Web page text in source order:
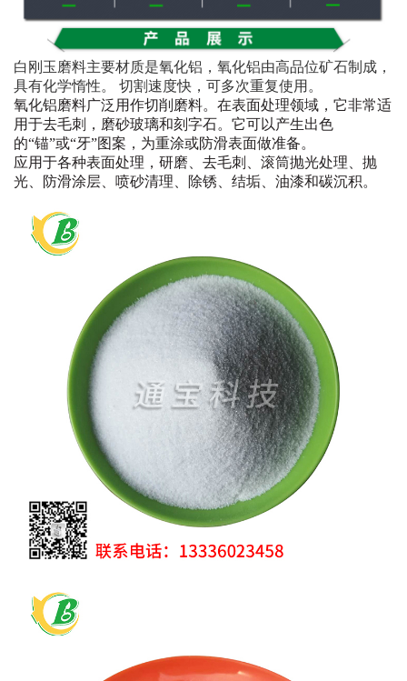
白刚玉磨料主要材质是氧化铝，氧化铝由高品位矿石制成，
具有化学惰性。 切割速度快，可多次重复使用。
氧化铝磨料广泛用作切削磨料。在表面处理领域，它非常适
用于去毛刺，磨砂玻璃和刻字石。它可以产生出色
的“锚”或“牙”图案，为重涂或防滑表面做准备。
应用于各种表面处理，研磨、去毛刺、滚筒抛光处理、抛
光、防滑涂层、喷砂清理、除锈、结垢、油漆和碳沉积。